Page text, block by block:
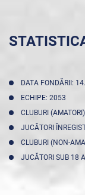
DATA FONDĂRII:
ECHIPE: 2053
CLUBURI
JUCĂTORI
CLUBURI (NON-
JUCĂTORI SUB 18